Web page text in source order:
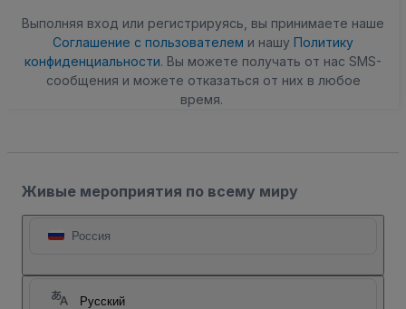
Выполняя вход или регистрируясь, вы принимаете наше
Соглашение с пользователем и нашу Политику
конфиденциальности. Вы можете получать от нас SMS-
сообщения и можете отказаться от них в любое
время.
Живые мероприятия по всему миру
Россия
Русский